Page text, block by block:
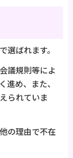
ばれます。
議規則等によ
進め、また、
られていま
の理由で不在